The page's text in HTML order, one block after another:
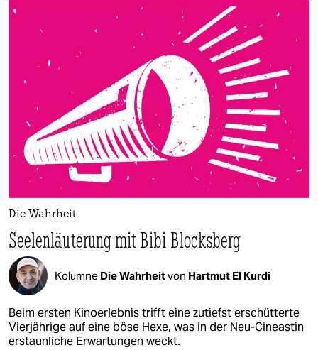
Die Wahrheit
Seelenläuterung mit Bibi Blocksberg
Kolumne Die Wahrheitvon Hartmut El Kurdi
Beim ersten Kinoerlebnis trifft eine zutiefst erschütterte
Vierjährige auf eine böse Hexe, was in der Neu-Cineastin
erstaunliche Erwartungen weckt.